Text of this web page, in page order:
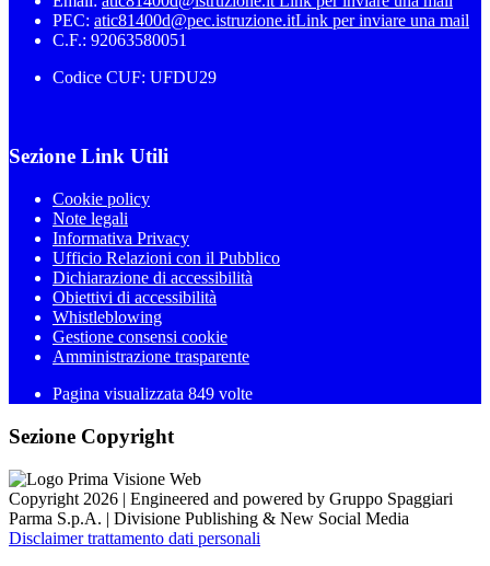
PEC: atic81400d@pec.istruzione.itLink per inviare una mail
C.F.: 92063580051
Codice CUF: UFDU29
Sezione Link Utili
Cookie policy
Note legali
Informativa Privacy
Ufficio Relazioni con il Pubblico
Dichiarazione di accessibilità
Obiettivi di accessibilità
Whistleblowing
Gestione consensi cookie
Amministrazione trasparente
Pagina visualizzata 849 volte
Sezione Copyright
Copyright 2026 | Engineered and powered by Gruppo Spaggiari
Parma S.p.A. | Divisione Publishing & New Social Media
Disclaimer trattamento dati personali